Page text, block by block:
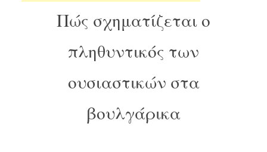
Πώς σχηματίζεται ο
πληθυντικός των
ουσιαστικών στα
βουλγάρικα